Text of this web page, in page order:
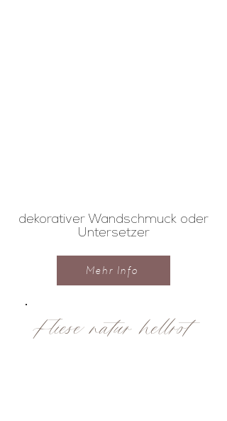
dekorativer Wandschmuck oder
Untersetzer
Mehr Info
Fliese natur hellrot